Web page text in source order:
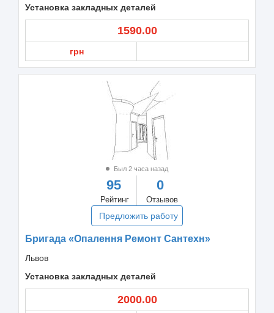
Установка закладных деталей
1590.00
грн
Был 2 часа назад
95
Рейтинг
0
Отзывов
Предложить работу
Бригада «Опалення Ремонт Сантехн»
Львов
Установка закладных деталей
2000.00